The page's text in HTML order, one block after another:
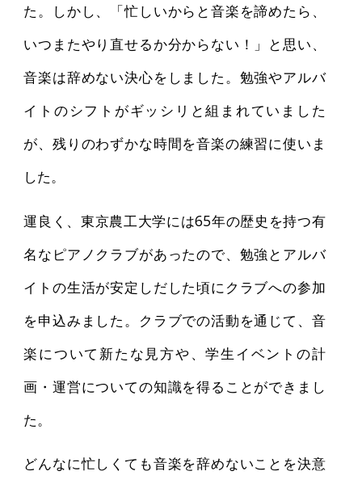
た。しかし、「忙しいからと音楽を諦めたら、
いつまたやり直せるか分からない！」と思い、
音楽は辞めない決心をしました。勉強やアルバ
イトのシフトがギッシリと組まれていました
が、残りのわずかな時間を音楽の練習に使いま
した。
運良く、東京農工大学には65年の歴史を持つ有
名なピアノクラブがあったので、勉強とアルバ
イトの生活が安定しだした頃にクラブへの参加
を申込みました。クラブでの活動を通じて、音
楽について新たな見方や、学生イベントの計
画・運営についての知識を得ることができまし
た。
どんなに忙しくても音楽を辞めないことを決意